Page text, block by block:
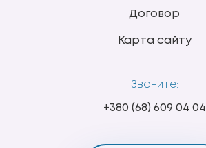
Договор
Карта сайту
Звоните:
+380 (68) 609 04 04